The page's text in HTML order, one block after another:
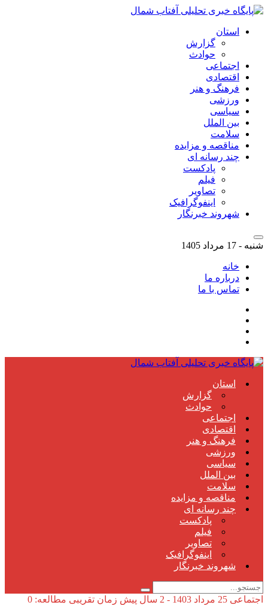
استان
گزارش
حوادث
اجتماعی
اقتصادی
فرهنگ و هنر
ورزشی
سیاسی
بین الملل
سلامت
مناقصه و مزایده
چند رسانه ای
پادکست
فیلم
تصاویر
اینفوگرافیک
شهروند خبرنگار
شنبه - 17 مرداد 1405
خانه
درباره ما
تماس با ما
استان
گزارش
حوادث
اجتماعی
اقتصادی
فرهنگ و هنر
ورزشی
سیاسی
بین الملل
سلامت
مناقصه و مزایده
چند رسانه ای
پادکست
فیلم
تصاویر
اینفوگرافیک
شهروند خبرنگار
اجتماعی 25 مرداد 1403 - 2 سال پیش
زمان تقریبی مطالعه: 0